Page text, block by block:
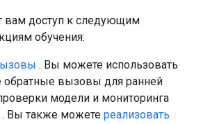
вам доступ к следующим
обучения:
. Вы можете использовать
обратные вызовы для ранней
модели и мониторинга
. Вы также можете реализовать